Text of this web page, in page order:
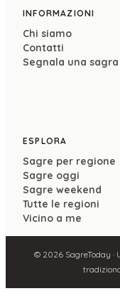
INFORMAZIONI
Chi siamo
Contatti
Segnala una sagra
ESPLORA
Sagre per regione
Sagre oggi
Sagre weekend
Tutte le regioni
Vicino a me
© 2026SagreToday ·